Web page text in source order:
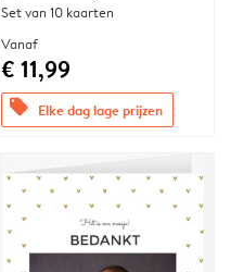
Set van 10 kaarten
Vanaf
€ 11,99
offers Elke dag lage prijzen